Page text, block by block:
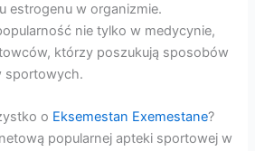
estrogenu w organizmie.
nie tylko w medycynie,
którzy poszukują sposobów
sportowych.
o Eksemestan Exemestane?
popularnej apteki sportowej w